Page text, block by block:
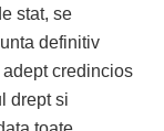
stat, se
definitiv
credincios
drept si